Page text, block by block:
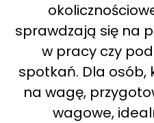
sprawdzają się na
w pracy czy
spotkań. Dla osób,
na wagę,
wagowe,